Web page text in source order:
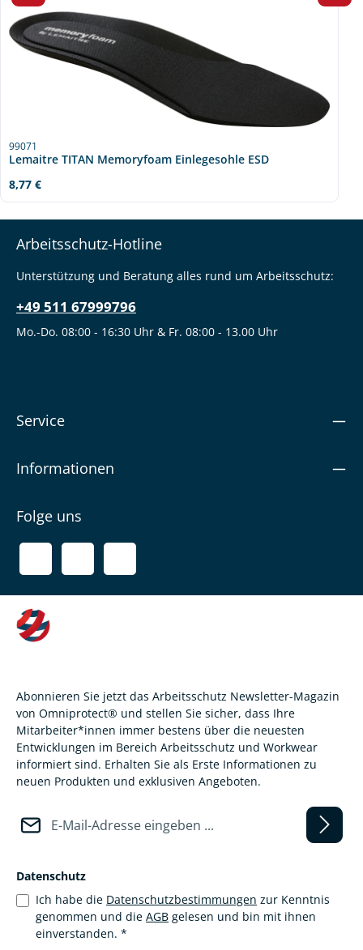
99071
Lemaitre TITAN Memoryfoam Einlegesohle ESD
Regulärer Preis:
8,77 €
Arbeitsschutz-Hotline
Unterstützung und Beratung alles rund um Arbeitsschutz:
+49 511 67999796
Mo.-Do. 08:00 - 16:30 Uhr & Fr. 08:00 - 13.00 Uhr
Service
Informationen
Folge uns
Abonnieren Sie jetzt das Arbeitsschutz Newsletter-Magazin
von Omniprotect® und stellen Sie sicher, dass Ihre
Mitarbeiter*innen immer bestens über die neuesten
Entwicklungen im Bereich Arbeitsschutz und Workwear
informiert sind. Erhalten Sie als Erste Informationen zu
neuen Produkten und exklusiven Angeboten.
Datenschutz
Ich habe die Datenschutzbestimmungen zur Kenntnis
genommen und die AGB gelesen und bin mit ihnen
einverstanden. *